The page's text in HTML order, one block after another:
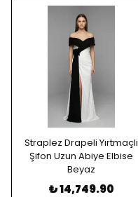
Straplez Drapeli Yırtmaçlı
Şifon Uzun Abiye Elbise
Beyaz
₺ 14,749.90